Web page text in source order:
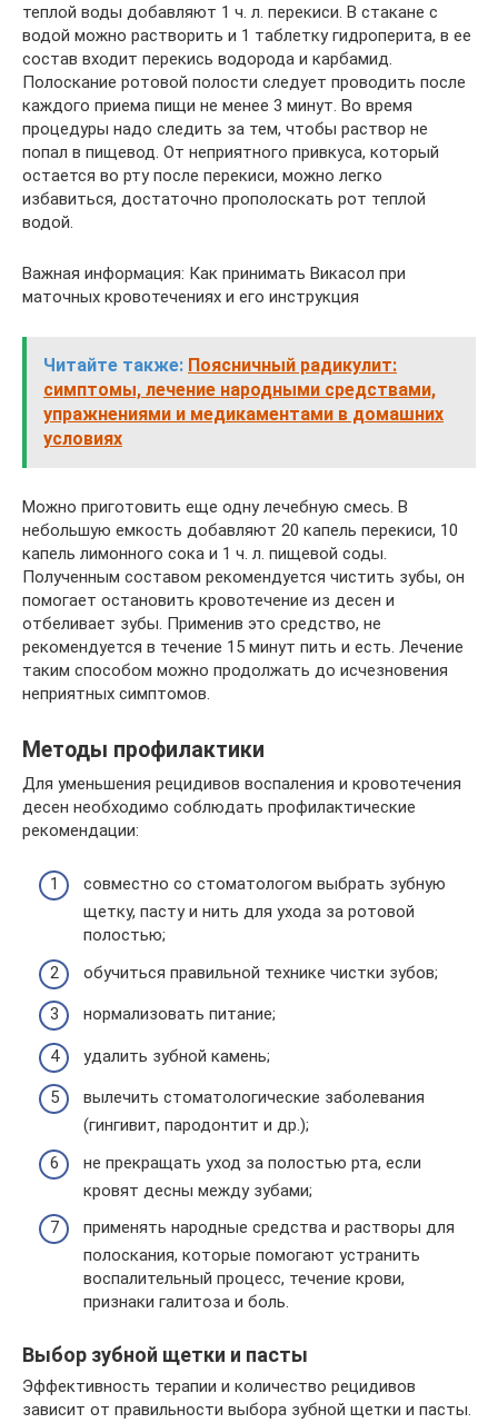
теплой воды добавляют 1 ч. л. перекиси. В стакане с
водой можно растворить и 1 таблетку гидроперита, в ее
состав входит перекись водорода и карбамид.
Полоскание ротовой полости следует проводить после
каждого приема пищи не менее 3 минут. Во время
процедуры надо следить за тем, чтобы раствор не
попал в пищевод. От неприятного привкуса, который
остается во рту после перекиси, можно легко
избавиться, достаточно прополоскать рот теплой
водой.
Важная информация: Как принимать Викасол при
маточных кровотечениях и его инструкция
Читайте также: Поясничный радикулит:
симптомы, лечение народными средствами,
упражнениями и медикаментами в домашних
условиях
Можно приготовить еще одну лечебную смесь. В
небольшую емкость добавляют 20 капель перекиси, 10
капель лимонного сока и 1 ч. л. пищевой соды.
Полученным составом рекомендуется чистить зубы, он
помогает остановить кровотечение из десен и
отбеливает зубы. Применив это средство, не
рекомендуется в течение 15 минут пить и есть. Лечение
таким способом можно продолжать до исчезновения
неприятных симптомов.
Методы профилактики
Для уменьшения рецидивов воспаления и кровотечения
десен необходимо соблюдать профилактические
рекомендации:
совместно со стоматологом выбрать зубную
щетку, пасту и нить для ухода за ротовой
полостью;
обучиться правильной технике чистки зубов;
нормализовать питание;
удалить зубной камень;
вылечить стоматологические заболевания
(гингивит, пародонтит и др.);
не прекращать уход за полостью рта, если
кровят десны между зубами;
применять народные средства и растворы для
полоскания, которые помогают устранить
воспалительный процесс, течение крови,
признаки галитоза и боль.
Выбор зубной щетки и пасты
Эффективность терапии и количество рецидивов
зависит от правильности выбора зубной щетки и пасты.